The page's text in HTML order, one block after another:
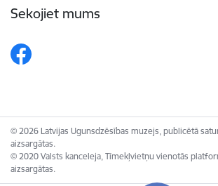
Sekojiet mums
© 2026 Latvijas Ugunsdzēsības muzejs, publicētā
aizsargātas.
© 2020 Valsts kanceleja, Tīmekļvietņu vienotās
aizsargātas.